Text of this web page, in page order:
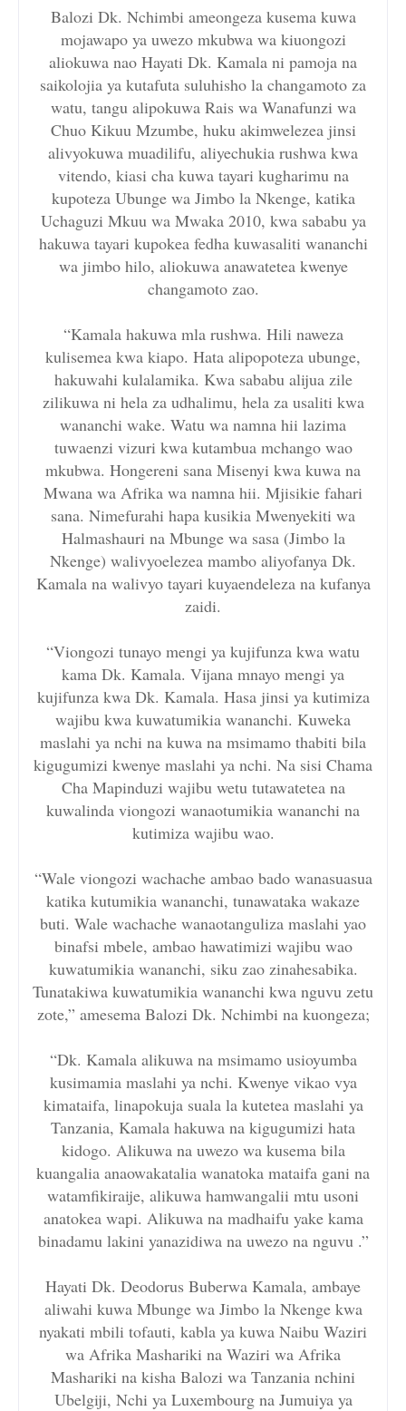
Balozi Dk. Nchimbi ameongeza kusema kuwa
mojawapo ya uwezo mkubwa wa kiuongozi
aliokuwa nao Hayati Dk. Kamala ni pamoja na
saikolojia ya kutafuta suluhisho la changamoto za
watu, tangu alipokuwa Rais wa Wanafunzi wa
Chuo Kikuu Mzumbe, huku akimwelezea jinsi
alivyokuwa muadilifu, aliyechukia rushwa kwa
vitendo, kiasi cha kuwa tayari kugharimu na
kupoteza Ubunge wa Jimbo la Nkenge, katika
Uchaguzi Mkuu wa Mwaka 2010, kwa sababu ya
hakuwa tayari kupokea fedha kuwasaliti wananchi
wa jimbo hilo, aliokuwa anawatetea kwenye
changamoto zao.
“Kamala hakuwa mla rushwa. Hili naweza
kulisemea kwa kiapo. Hata alipopoteza ubunge,
hakuwahi kulalamika. Kwa sababu alijua zile
zilikuwa ni hela za udhalimu, hela za usaliti kwa
wananchi wake. Watu wa namna hii lazima
tuwaenzi vizuri kwa kutambua mchango wao
mkubwa. Hongereni sana Misenyi kwa kuwa na
Mwana wa Afrika wa namna hii. Mjisikie fahari
sana. Nimefurahi hapa kusikia Mwenyekiti wa
Halmashauri na Mbunge wa sasa (Jimbo la
Nkenge) walivyoelezea mambo aliyofanya Dk.
Kamala na walivyo tayari kuyaendeleza na kufanya
zaidi.
“Viongozi tunayo mengi ya kujifunza kwa watu
kama Dk. Kamala. Vijana mnayo mengi ya
kujifunza kwa Dk. Kamala. Hasa jinsi ya kutimiza
wajibu kwa kuwatumikia wananchi. Kuweka
maslahi ya nchi na kuwa na msimamo thabiti bila
kigugumizi kwenye maslahi ya nchi. Na sisi Chama
Cha Mapinduzi wajibu wetu tutawatetea na
kuwalinda viongozi wanaotumikia wananchi na
kutimiza wajibu wao.
“Wale viongozi wachache ambao bado wanasuasua
katika kutumikia wananchi, tunawataka wakaze
buti. Wale wachache wanaotanguliza maslahi yao
binafsi mbele, ambao hawatimizi wajibu wao
kuwatumikia wananchi, siku zao zinahesabika.
Tunatakiwa kuwatumikia wananchi kwa nguvu zetu
zote,” amesema Balozi Dk. Nchimbi na kuongeza;
“Dk. Kamala alikuwa na msimamo usioyumba
kusimamia maslahi ya nchi. Kwenye vikao vya
kimataifa, linapokuja suala la kutetea maslahi ya
Tanzania, Kamala hakuwa na kigugumizi hata
kidogo. Alikuwa na uwezo wa kusema bila
kuangalia anaowakatalia wanatoka mataifa gani na
watamfikiraije, alikuwa hamwangalii mtu usoni
anatokea wapi. Alikuwa na madhaifu yake kama
binadamu lakini yanazidiwa na uwezo na nguvu .”
Hayati Dk. Deodorus Buberwa Kamala, ambaye
aliwahi kuwa Mbunge wa Jimbo la Nkenge kwa
nyakati mbili tofauti, kabla ya kuwa Naibu Waziri
wa Afrika Mashariki na Waziri wa Afrika
Mashariki na kisha Balozi wa Tanzania nchini
Ubelgiji, Nchi ya Luxembourg na Jumuiya ya